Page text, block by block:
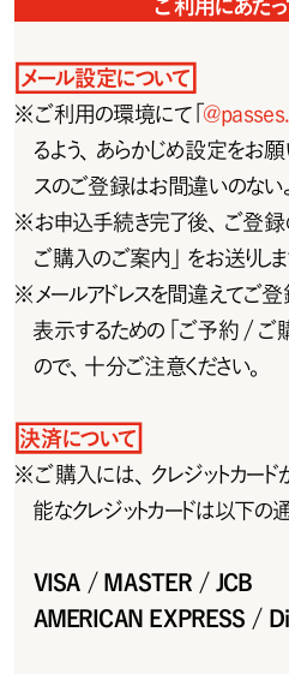
メール設定について
※ご 利 用 の 環 境 に て「
るよう、あらかじめ設定をお願
スのご登 録はお間違いのない
※お申込手続き完了後、ご登録
ご 購 入のご 案 内 」をお 送りし
※ メールアドレスを間違えてご
表示するための「ご予約 /ご
ので、十分ご注意ください。
決済について
※ご 購 入 には 、クレジットカード
能なクレジットカードは以下の通
VISA / MASTER / JCB
AMERICAN EXPRESS /